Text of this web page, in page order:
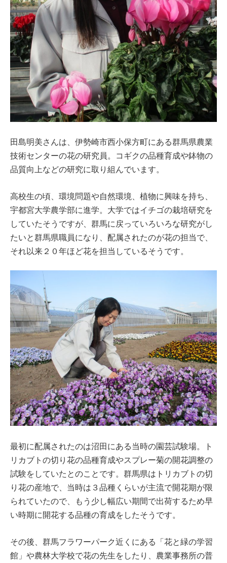
田島明美さんは、伊勢崎市西小保方町にある群馬県農業
技術センターの花の研究員。コギクの品種育成や鉢物の
品質向上などの研究に取り組んでいます。
高校生の頃、環境問題や自然環境、植物に興味を持ち、
宇都宮大学農学部に進学。大学ではイチゴの栽培研究を
していたそうですが、群馬に戻っていろいろな研究がし
たいと群馬県職員になり、配属されたのが花の担当で、
それ以来２０年ほど花を担当しているそうです。
最初に配属されたのは沼田にある当時の園芸試験場。ト
リカブトの切り花の品種育成やスプレー菊の開花調整の
試験をしていたとのことです。群馬県はトリカブトの切
り花の産地で、当時は３品種くらいが主流で開花期が限
られていたので、もう少し幅広い期間で出荷するため早
い時期に開花する品種の育成をしたそうです。
その後、群馬フラワーパーク近くにある「花と緑の学習
館」や農林大学校で花の先生をしたり、農業事務所の普